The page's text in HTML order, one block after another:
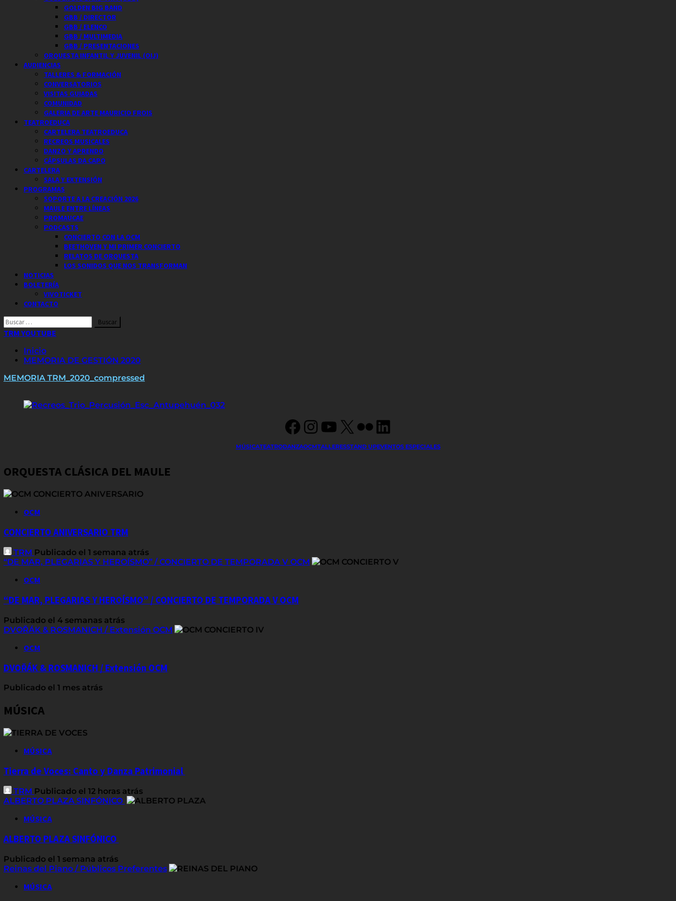
GOLDEN BIG BAND
GBB / DIRECTOR
GBB / ELENCO
GBB / MULTIMEDIA
GBB / PRESENTACIONES
ORQUESTA INFANTIL Y JUVENIL (OIJ)
AUDIENCIAS
TALLERES & FORMACIÓN
CONVERSATORIOS
VISITAS GUIADAS
COMUNIDAD
GALERIA DE ARTE MAURICIO FROIS
TEATROEDUCA
CARTELERA TEATROEDUCA
RECREOS MUSICALES
DANZO Y APRENDO
CÁPSULAS DA CAPO
CARTELERA
SALA Y EXTENSIÓN
PROGRAMAS
SOPORTE A LA CREACIÓN 2026
MAULE ENTRE LÍNEAS
PROMAUCAE
PODCASTS
CONCIERTO CON LA OCM
BEETHOVEN Y MI PRIMER CONCIERTO
RELATOS DE ORQUESTA
LOS SONIDOS QUE NOS TRANSFORMAN
NOTICIAS
BOLETERÍA
VIVOTICKET
CONTACTO
Buscar
por:
TRM YOUTUBE
Inicio
MEMORIA DE GESTIÓN 2020
MEMORIA TRM_2020_compressed
Facebook
Instagram
YouTube
X FlickrLinkedIn
MÚSICATEATRODANZAOCMTALLERESSTAND UPEVENTOS ESPECIALES
ORQUESTA CLÁSICA DEL MAULE
OCM
CONCIERTO ANIVERSARIO TRM
TRM Publicado el 1 semana atrás
“DE MAR, PLEGARIAS Y HEROÍSMO” / CONCIERTO DE TEMPORADA V OCM
OCM
“DE MAR, PLEGARIAS Y HEROÍSMO” / CONCIERTO DE TEMPORADA V OCM
Publicado el 4 semanas atrás
DVOŘÁK & ROSMANICH / Extensión OCM
OCM
DVOŘÁK & ROSMANICH / Extensión OCM
Publicado el 1 mes atrás
MÚSICA
MÚSICA
Tierra de Voces: Canto y Danza Patrimonial
TRM Publicado el 12 horas atrás
ALBERTO PLAZA SINFÓNICO
MÚSICA
ALBERTO PLAZA SINFÓNICO
Publicado el 1 semana atrás
Reinas del Piano / Públicos Preferentes
MÚSICA